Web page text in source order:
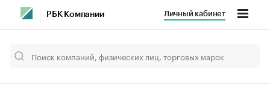
РБК Компании Личный кабинет